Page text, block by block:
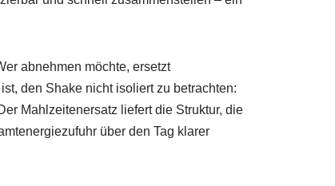
abnehmen möchte, ersetzt
den Shake nicht isoliert zu betrachten:
Mahlzeitenersatz liefert die Struktur, die
über den Tag klarer